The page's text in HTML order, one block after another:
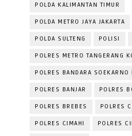
POLDA KALIMANTAN TIMUR
POLDA METRO JAYA JAKARTA
POLDA SULTENG POLISI
POLRES METRO TANGERANG
POLRES BANDARA SOEKARNO
POLRES BANJAR POLRES
POLRES BREBES POLRES
POLRES CIMAHI POLRES